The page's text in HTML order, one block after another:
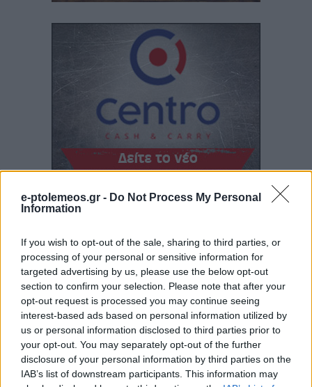
e-ptolemeos.gr - Do Not Process My Personal
Information
If you wish to opt-out of the sale, sharing to third parties, or
processing of your personal or sensitive information for
targeted advertising by us, please use the below opt-out
section to confirm your selection. Please note that after your
opt-out request is processed you may continue seeing
interest-based ads based on personal information utilized by
us or personal information disclosed to third parties prior to
your opt-out. You may separately opt-out of the further
disclosure of your personal information by third parties on the
IAB’s list of downstream participants. This information may